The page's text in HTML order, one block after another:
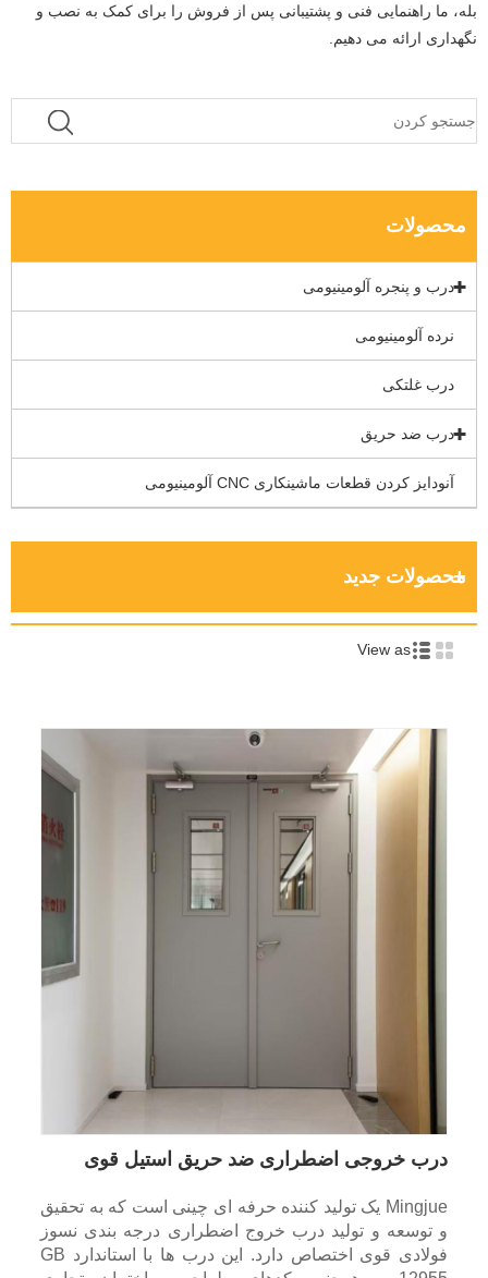
بله، ما راهنمایی فنی و پشتیبانی پس از فروش را برای کمک به نصب و
نگهداری ارائه می دهیم.
محصولات
درب و پنجره آلومینیومی
نرده آلومینیومی
درب غلتکی
درب ضد حریق
آنودایز کردن قطعات ماشینکاری CNC آلومینیومی
محصولات جدید
View as
درب خروجی اضطراری ضد حریق استیل قوی
Mingjue یک تولید کننده حرفه ای چینی است که به تحقیق
و توسعه و تولید درب خروج اضطراری درجه بندی نسوز
فولادی قوی اختصاص دارد. این درب ها با استاندارد GB